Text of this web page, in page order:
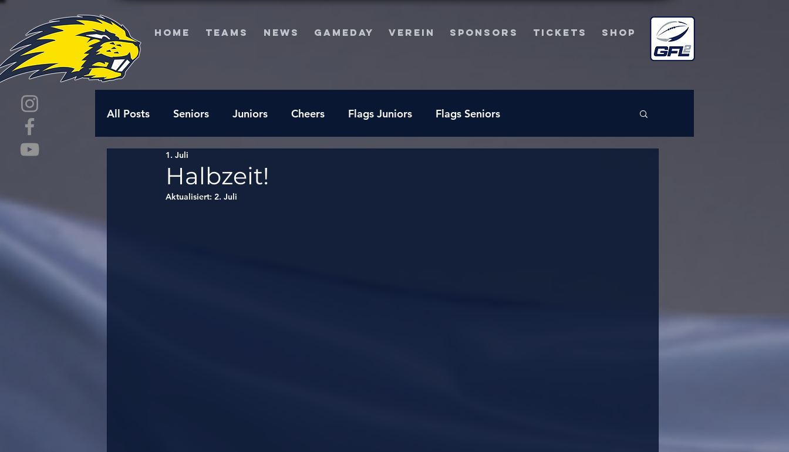
HOME TEAMS NEWS GAMEDAY VEREIN SPONSORS TICKETS SHOP
All Posts Seniors Juniors Cheers Flags Juniors Flags Seniors
Halbzeit!
1. Juli
Aktualisiert: 2. Juli